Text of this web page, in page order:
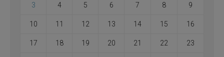
3 4 5 6 7 8 9
10 11 12 13 14 15 16
17 18 19 20 21 22 23